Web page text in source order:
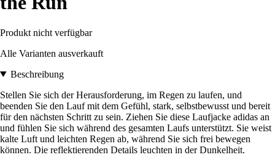
Produkt nicht verfügbar
Alle Varianten ausverkauft
Beschreibung
Stellen Sie sich der Herausforderung, im Regen zu laufen, und
beenden Sie den Lauf mit dem Gefühl, stark, selbstbewusst und bereit
für den nächsten Schritt zu sein. Ziehen Sie diese Laufjacke adidas an
und fühlen Sie sich während des gesamten Laufs unterstützt. Sie weist
kalte Luft und leichten Regen ab, während Sie sich frei bewegen
können. Die reflektierenden Details leuchten in der Dunkelheit.